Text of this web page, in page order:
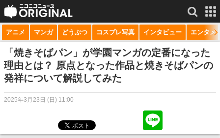
サービス一覧 もっと見る
niconico
動画
生放送
アニメ マンガ どうぶつ コスプレ写真 インタビュー エンタメ
「焼きそばパン」が学園マンガの定番になった
理由とは？ 原点となった作品と焼きそばパンの
発祥について解説してみた
2025年3月23日 (日) 11:00